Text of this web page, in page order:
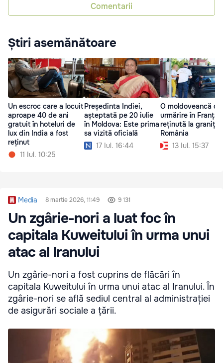
Comentarii
Știri asemănătoare
Un escroc care a locuit
aproape 40 de ani
gratuit în hoteluri de
lux din India a fost
reținut
11 Iul. 10:25
Președinta Indiei,
așteptată pe 20 iulie
în Moldova: Este prima
sa vizită oficială
17 Iul. 16:44
O moldoveancă
urmărire în Franța,
reținută la granița
România
13 Iul. 15:37
Media 8 martie 2026, 11:49 9 131
Un zgârie-nori a luat foc în
capitala Kuweitului în urma unui
atac al Iranului
Un zgârie-nori a fost cuprins de flăcări în
capitala Kuweitului în urma unui atac al Iranului. În
zgârie-nori se află sediul central al administrației
de asigurări sociale a țării.